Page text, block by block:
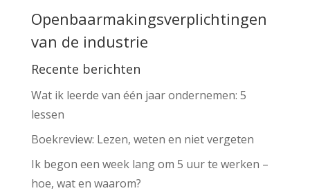
Openbaarmakingsverplichtingen
van de industrie
Recente berichten
Wat ik leerde van één jaar ondernemen: 5
lessen
Boekreview: Lezen, weten en niet vergeten
Ik begon een week lang om 5 uur te werken –
hoe, wat en waarom?